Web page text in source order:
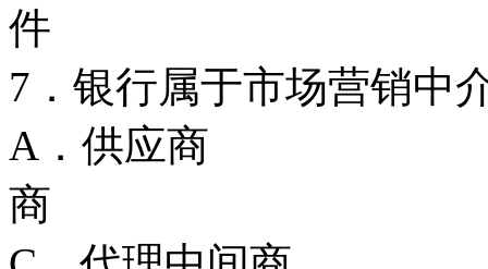
件
7．银行属于市场营销
A．供应商
商